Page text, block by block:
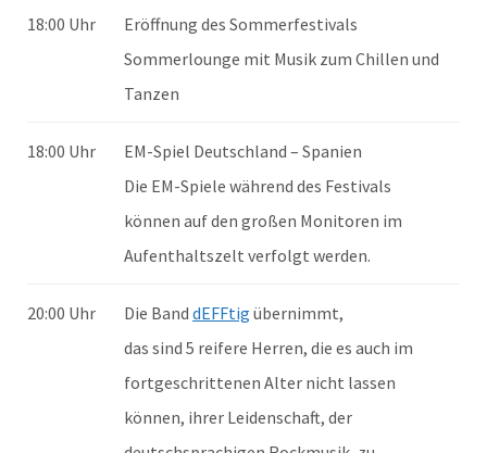
18:00 Uhr
Eröffnung des Sommerfestivals
Sommerlounge mit Musik zum Chillen und
Tanzen
18:00 Uhr
EM-Spiel Deutschland – Spanien
Die EM-Spiele während des Festivals
können auf den großen Monitoren im
Aufenthaltszelt verfolgt werden.
20:00 Uhr Die Band dEFFtig übernimmt,
das sind 5 reifere Herren, die es auch im
fortgeschrittenen Alter nicht lassen
können, ihrer Leidenschaft, der